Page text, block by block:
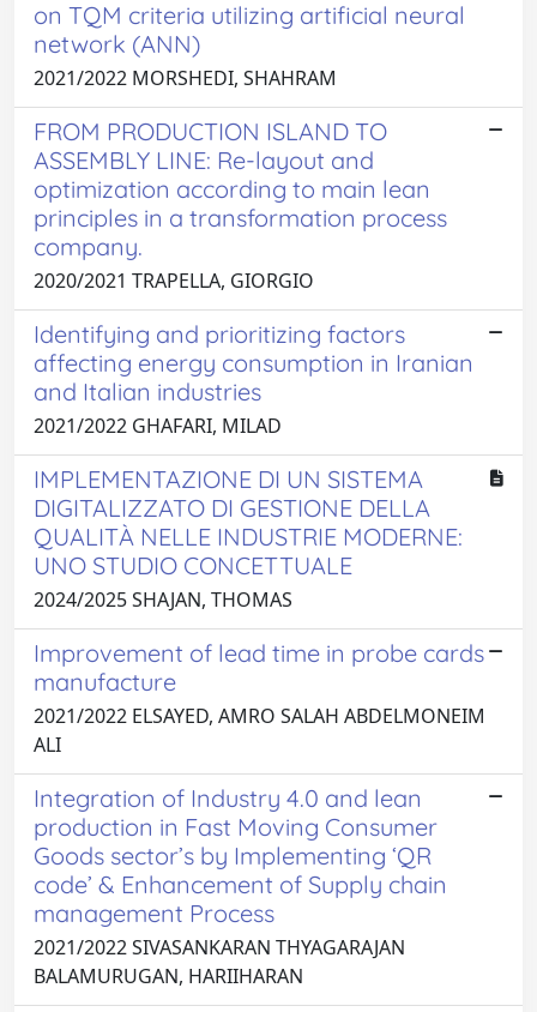
on TQM criteria utilizing artificial neural
network (ANN)
2021/2022 MORSHEDI, SHAHRAM
FROM PRODUCTION ISLAND TO
ASSEMBLY LINE: Re-layout and
optimization according to main lean
principles in a transformation process
company.
2020/2021 TRAPELLA, GIORGIO
Identifying and prioritizing factors
affecting energy consumption in Iranian
and Italian industries
2021/2022 GHAFARI, MILAD
IMPLEMENTAZIONE DI UN SISTEMA
DIGITALIZZATO DI GESTIONE DELLA
QUALITÀ NELLE INDUSTRIE MODERNE:
UNO STUDIO CONCETTUALE
2024/2025 SHAJAN, THOMAS
Improvement of lead time in probe cards
manufacture
2021/2022 ELSAYED, AMRO SALAH ABDELMONEIM
ALI
Integration of Industry 4.0 and lean
production in Fast Moving Consumer
Goods sector’s by Implementing ‘QR
code’ & Enhancement of Supply chain
management Process
2021/2022 SIVASANKARAN THYAGARAJAN
BALAMURUGAN, HARIIHARAN